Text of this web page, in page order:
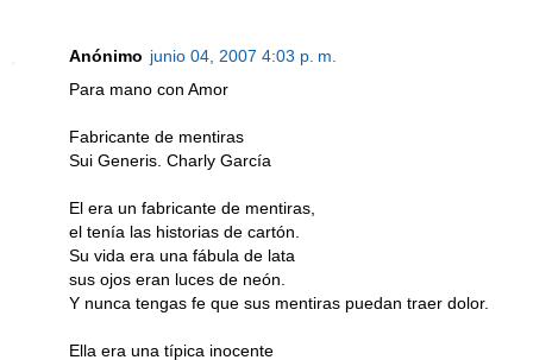
Anónimo junio 04, 2007 4:03 p. m.
Para mano con Amor
Fabricante de mentiras
Sui Generis. Charly García
El era un fabricante de mentiras,
el tenía las historias de cartón.
Su vida era una fábula de lata
sus ojos eran luces de neón.
Y nunca tengas fe que sus mentiras puedan traer dolor.
Ella era una típica inocente